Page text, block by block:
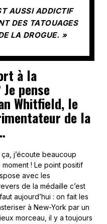
AUSSI ADDICTIF
DES TATOUAGES
LA DROGUE. »
à la
pense
Whitfield, le
de la
j’écoute beaucoup
! Le point positif
avec les
de la médaille c’est
aujourd’hui : on fait les
à New-York par un
morceau, il y a toujours